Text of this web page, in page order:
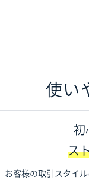
使い
初
ス
お客様の取引スタイ